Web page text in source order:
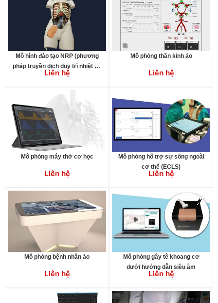
Mô hình đào tạo NRP (phương
pháp truyền dịch duy trì nhiệt độ
cơ thể) và REBOA (bít nội mạch
Liên hệ
Mô phỏng thần kinh ảo
Liên hệ
Mô phỏng máy thở cơ học
Liên hệ
Mô phỏng hỗ trợ sự sống ngoài
cơ thể (ECLS)
Liên hệ
Mô phỏng bệnh nhân ảo
Liên hệ
Mô phỏng gây tê khoang cơ
dưới hướng dẫn siêu âm
Liên hệ